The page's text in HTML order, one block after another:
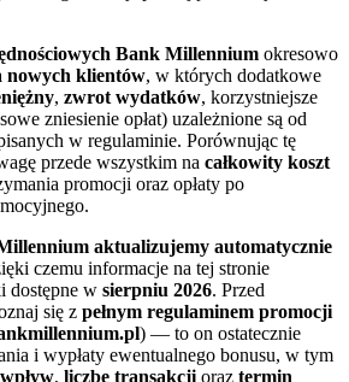
Bank Millennium okresowo
nowych klientów, w których dodatkowe
, zwrot wydatków, korzystniejsze
zniesienie opłat) uzależnione są od
w regulaminie. Porównując tę
przede wszystkim na całkowity koszt
promocji oraz opłaty po
aktualizujemy automatycznie
czemu informacje na tej stronie
dostępne w sierpniu 2026. Przed
się z pełnym regulaminem promocji
) — to on ostatecznie
i wypłaty ewentualnego bonusu, w tym
, liczbę transakcji oraz termin